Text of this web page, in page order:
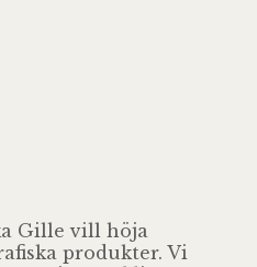
Gille vill höja
produkter. Vi